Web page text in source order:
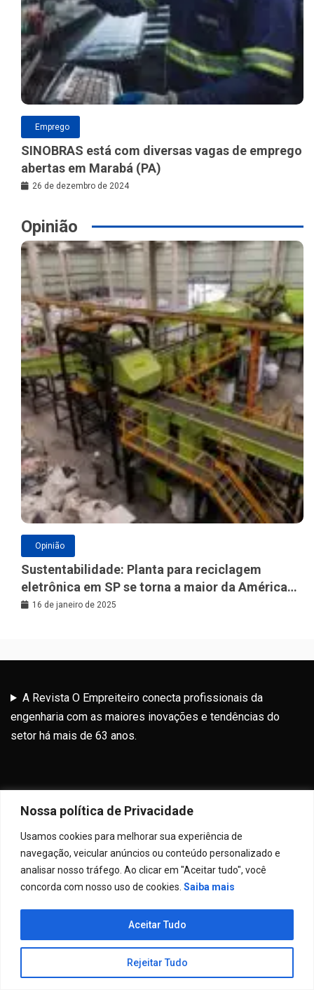
Nossa política de Privacidade
Usamos cookies para melhorar sua experiência de
navegação, veicular anúncios ou conteúdo personalizado e
analisar nosso tráfego. Ao clicar em "Aceitar tudo", você
concorda com nosso uso de cookies. Saiba mais
Rejeitar Tudo
Aceitar Tudo
Emprego
SINOBRAS está com diversas vagas de emprego
abertas em Marabá (PA)
26 de dezembro de 2024
Opinião
Opinião
Sustentabilidade: Planta para reciclagem
eletrônica em SP se torna a maior da América
Latina
16 de janeiro de 2025
A Revista O Empreiteiro conecta profissionais da
engenharia com as maiores inovações e tendências do
setor há mais de 63 anos.